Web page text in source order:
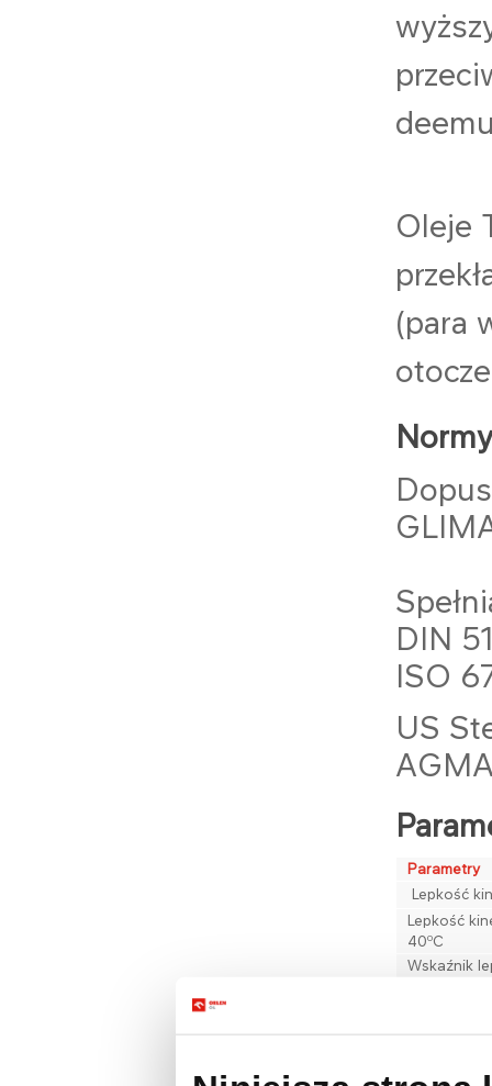
Oleje
(para
DIN
ISO
US
Parametry
Lepkość
Lepkość
400C
Wskaźnik